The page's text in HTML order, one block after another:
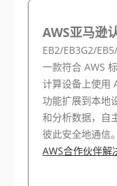
AWS亚马逊
EB2/EB3G2/
一款符合 AWS
计算设备上使用
功能扩展到本地
和分析数据，自
彼此安全地通信。
AWS合作伙伴解